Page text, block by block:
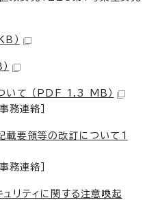
）
いて （PDF 1.3 MB）
連絡］
載要領等の改訂について1
連絡］
リティに関する注意喚起